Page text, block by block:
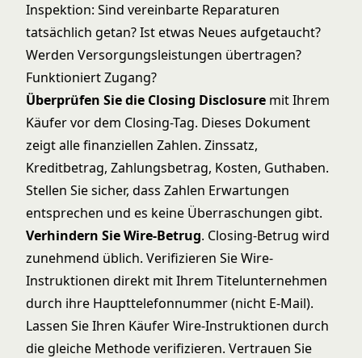
Inspektion: Sind vereinbarte Reparaturen
tatsächlich getan? Ist etwas Neues aufgetaucht?
Werden Versorgungsleistungen übertragen?
Funktioniert Zugang?
Überprüfen Sie die Closing Disclosure mit Ihrem
Käufer vor dem Closing-Tag. Dieses Dokument
zeigt alle finanziellen Zahlen. Zinssatz,
Kreditbetrag, Zahlungsbetrag, Kosten, Guthaben.
Stellen Sie sicher, dass Zahlen Erwartungen
entsprechen und es keine Überraschungen gibt.
Verhindern Sie Wire-Betrug. Closing-Betrug wird
zunehmend üblich. Verifizieren Sie Wire-
Instruktionen direkt mit Ihrem Titelunternehmen
durch ihre Haupttelefonnummer (nicht E-Mail).
Lassen Sie Ihren Käufer Wire-Instruktionen durch
die gleiche Methode verifizieren. Vertrauen Sie